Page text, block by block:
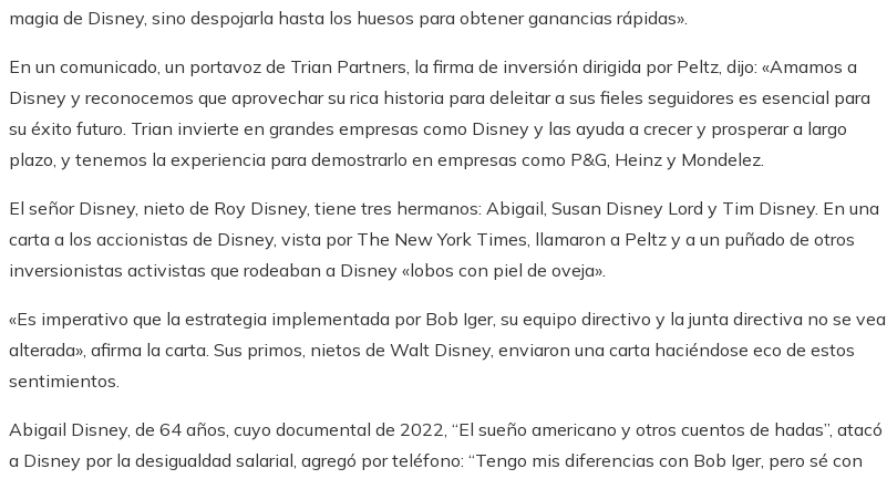
magia de Disney, sino despojarla hasta los huesos para obtener ganancias rápidas».
En un comunicado, un portavoz de Trian Partners, la firma de inversión dirigida por Peltz, dijo: «Amamos a
Disney y reconocemos que aprovechar su rica historia para deleitar a sus fieles seguidores es esencial para
su éxito futuro. Trian invierte en grandes empresas como Disney y las ayuda a crecer y prosperar a largo
plazo, y tenemos la experiencia para demostrarlo en empresas como P&G, Heinz y Mondelez.
El señor Disney, nieto de Roy Disney, tiene tres hermanos: Abigail, Susan Disney Lord y Tim Disney. En una
carta a los accionistas de Disney, vista por The New York Times, llamaron a Peltz y a un puñado de otros
inversionistas activistas que rodeaban a Disney «lobos con piel de oveja».
«Es imperativo que la estrategia implementada por Bob Iger, su equipo directivo y la junta directiva no se vea
alterada», afirma la carta. Sus primos, nietos de Walt Disney, enviaron una carta haciéndose eco de estos
sentimientos.
Abigail Disney, de 64 años, cuyo documental de 2022, “El sueño americano y otros cuentos de hadas”, atacó
a Disney por la desigualdad salarial, agregó por teléfono: “Tengo mis diferencias con Bob Iger, pero sé con